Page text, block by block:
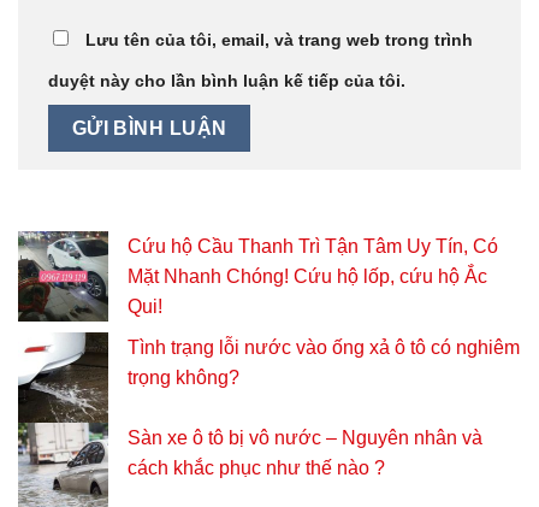
Lưu tên của tôi, email, và trang web trong trình
duyệt này cho lần bình luận kế tiếp của tôi.
Cứu hộ Cầu Thanh Trì Tận Tâm Uy Tín, Có
Mặt Nhanh Chóng! Cứu hộ lốp, cứu hộ Ắc
Qui!
Tình trạng lỗi nước vào ống xả ô tô có nghiêm
trọng không?
Sàn xe ô tô bị vô nước – Nguyên nhân và
cách khắc phục như thế nào ?